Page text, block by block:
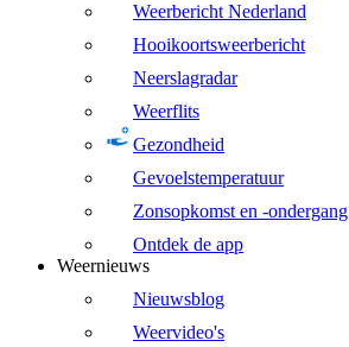
Weerbericht Nederland
Hooikoortsweerbericht
Neerslagradar
Weerflits
Gezondheid
Gevoelstemperatuur
Zonsopkomst en -ondergang
Ontdek de app
Weernieuws
Nieuwsblog
Weervideo's